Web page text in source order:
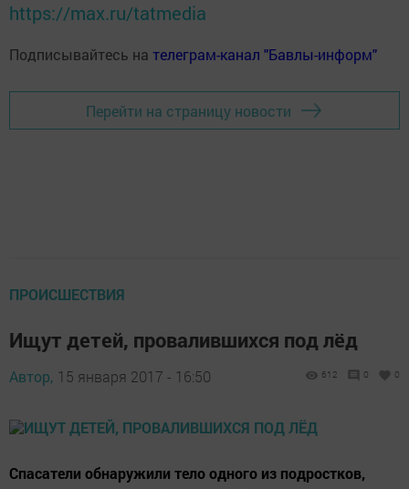
https://max.ru/tatmedia
Подписывайтесь на телеграм-канал "Бавлы-информ"
Перейти на страницу новости
ПРОИСШЕСТВИЯ
Ищут детей, провалившихся под лёд
Автор, 15 января 2017 - 16:50 612 0 0
Спасатели обнаружили тело одного из подростков,